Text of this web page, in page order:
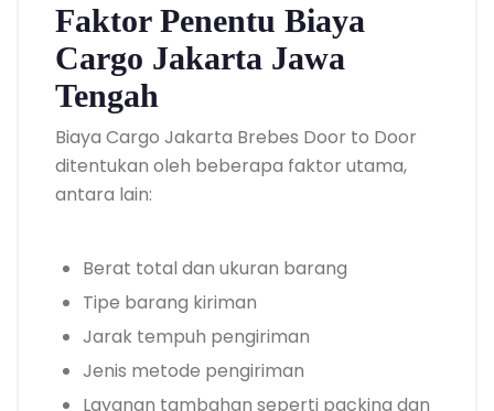
Faktor Penentu Biaya
Cargo Jakarta Jawa
Tengah
Biaya Cargo Jakarta Brebes Door to Door
ditentukan oleh beberapa faktor utama,
antara lain:
Berat total dan ukuran barang
Tipe barang kiriman
Jarak tempuh pengiriman
Jenis metode pengiriman
Layanan tambahan seperti packing dan